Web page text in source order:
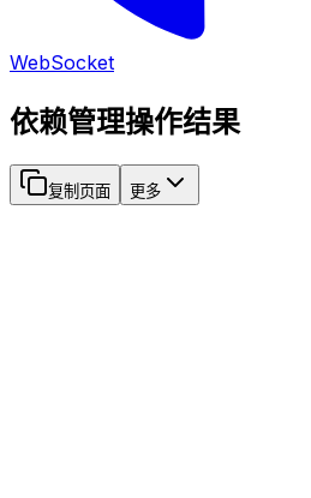
WebSocket
依赖管理操作结果
复制页面 更多